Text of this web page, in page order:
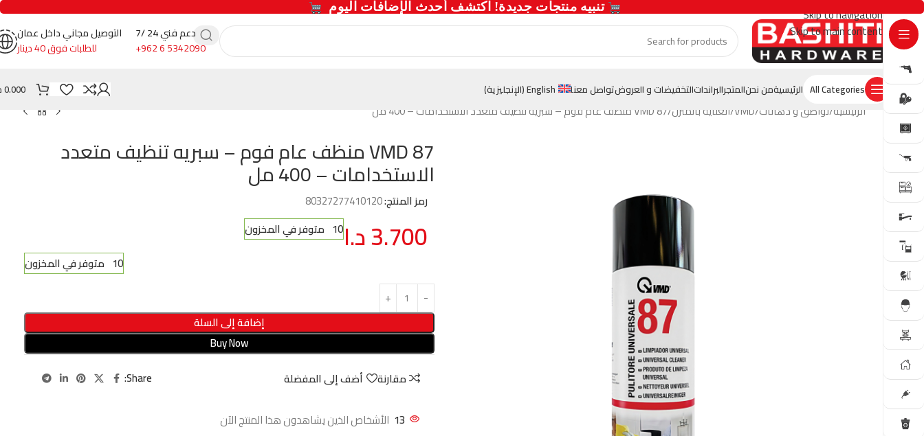
Skip to navigation
Skip to main content
دعم فني 24 /7
+962 6 5342090
التوصيل مجاني داخل عمان
للطلبات فوق 40 دينار
All Categories الرئيسيةمن نحنالمتجرالبرانداتالتخفيضات و العروضتواصل معنا English
(الإنجليزية)
0.000
الرئيسية لواصق و دهانات VMD العناية بالمنزل VMD 87 منظف عام فوم – سبريه تنظيف متعدد الاستخدامات – 400 مل
VMD 87 منظف عام فوم – سبريه تنظيف متعدد
الاستخدامات – 400 مل
رمز المنتج:80327277410120
3.700د.ا10 متوفر في المخزون
10 متوفر في المخزون
إضافة إلى السلة
Buy Now
مقارنة
أضف إلى المفضلة Share:
13 الأشخاص الذين يشاهدون هذا المنتج الآن
  تنبيه منتجات جديدة! اكتشف أحدث الإضافات اليوم
GET OFFER